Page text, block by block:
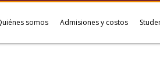
somos Admisiones y costos